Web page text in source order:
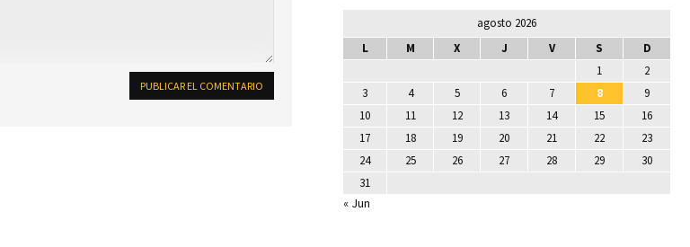
agosto 2026
L
M X J V S
D
1
2
3
4 5 6 7 8
9
10
11 12 13 14 15
16
17
18 19 20 21 22
23
24
25 26 27 28 29
30
31
« Jun